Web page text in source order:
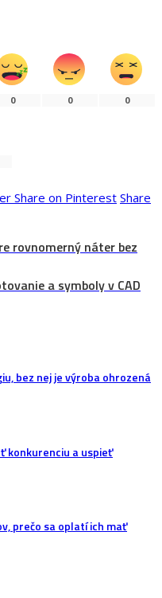
0 0 0
Share on Pinterest Share
rovnomerný náter bez
a symboly v CAD
bez nej je výroba ohrozená
konkurenciu a uspieť
prečo sa oplatí ich mať